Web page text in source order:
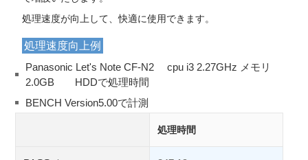
処理速度が向上して、快適に使用できます。
処理速度向上例
Panasonic Let's Note CF-N2 cpu i3 2.27GHz メモリ
2.0GB HDDで処理時間
BENCH Version5.00で計測
処理時間